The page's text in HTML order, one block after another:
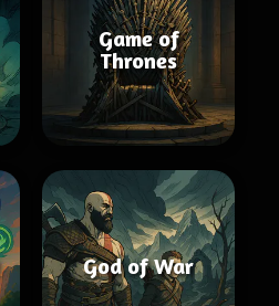
Game of
Thrones
God of War